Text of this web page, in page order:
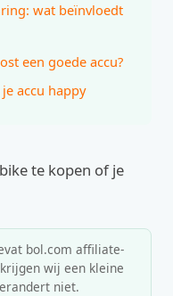
wat beïnvloedt
een goede accu?
accu happy
te kopen of je
bol.com affiliate-
wij een kleine
niet.